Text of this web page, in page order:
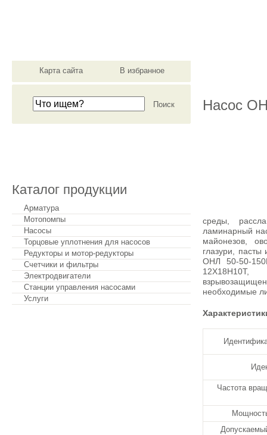
Карта сайта В избранное
Насос
среды,
ламинарный
майонезов,
глазури,
ОНЛ 50-50-
12Х18Н10Т,
необходимые
Частота
Каталог продукции
Арматура
Мотопомпы
Насосы
Торцовые уплотнения для насосов
Редукторы и мотор-редукторы
Счетчики и фильтры
Электродвигатели
Станции управления насосами
Услуги